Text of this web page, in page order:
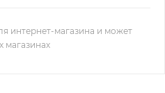
интернет-магазина и может
магазинах